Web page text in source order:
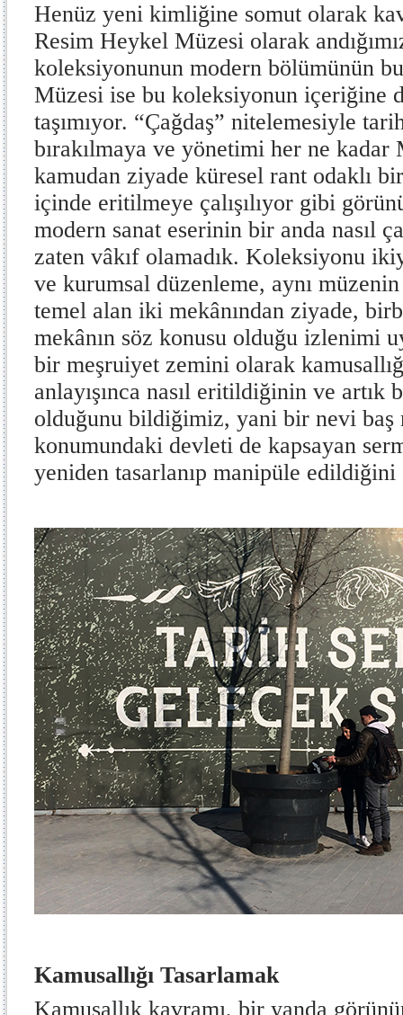
Henüz yeni kimliğine somut olarak
Resim Heykel Müzesi olarak
koleksiyonunun modern bölümünün
Müzesi ise bu koleksiyonun içeriğine
taşımıyor. “Çağdaş” nitelemesiyle
bırakılmaya ve yönetimi her ne kadar
kamudan ziyade küresel rant odaklı
içinde eritilmeye çalışılıyor gibi
modern sanat eserinin bir anda nasıl
zaten vâkıf olamadık. Koleksiyonu
ve kurumsal düzenleme, aynı
temel alan iki mekânından ziyade,
mekânın söz konusu olduğu izlenimi
bir meşruiyet zemini olarak
anlayışınca nasıl eritildiğinin ve artık
olduğunu bildiğimiz, yani bir nevi baş
konumundaki devleti de kapsayan
yeniden tasarlanıp manipüle
Kamusallığı Tasarlamak
Kamusallık kavramı, bir yanda